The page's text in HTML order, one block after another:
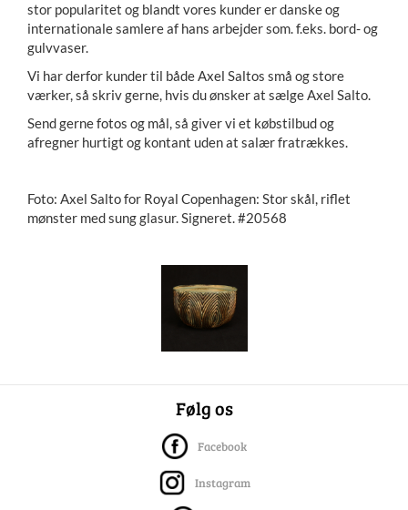
stor popularitet og blandt vores kunder er danske og
internationale samlere af hans arbejder som. f.eks. bord- og
gulvvaser.
Vi har derfor kunder til både Axel Saltos små og store
værker, så skriv gerne, hvis du ønsker at sælge Axel Salto.
Send gerne fotos og mål, så giver vi et købstilbud og
afregner hurtigt og kontant uden at salær fratrækkes.
Foto: Axel Salto for Royal Copenhagen: Stor skål, riflet
mønster med sung glasur. Signeret. #20568
Følg os
Facebook
Instagram